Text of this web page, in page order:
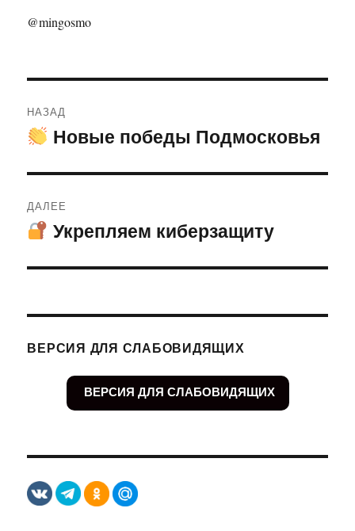
@mingosmo
по
НАЗАД
Предыдущая
Новые победы Подмосковья
ДАЛЕЕ
Следующая
Укрепляем киберзащиту
ВЕРСИЯ ДЛЯ СЛАБОВИДЯЩИХ
ВЕРСИЯ ДЛЯ СЛАБОВИДЯЩИХ